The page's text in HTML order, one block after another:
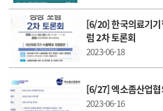
[6/20] 한국의료기
럼 2차 토론회
2023-06-18
[6/27] 엑소좀산업
2023-06-16